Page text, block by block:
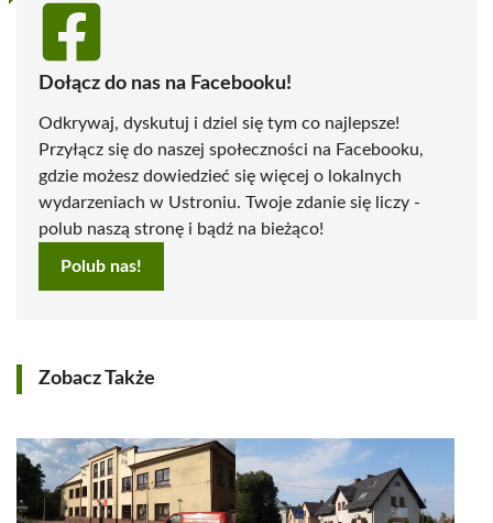
Dołącz do nas na Facebooku!
Odkrywaj, dyskutuj i dziel się tym co najlepsze!
Przyłącz się do naszej społeczności na Facebooku,
gdzie możesz dowiedzieć się więcej o lokalnych
wydarzeniach w Ustroniu. Twoje zdanie się liczy -
polub naszą stronę i bądź na bieżąco!
Polub nas!
Zobacz Także